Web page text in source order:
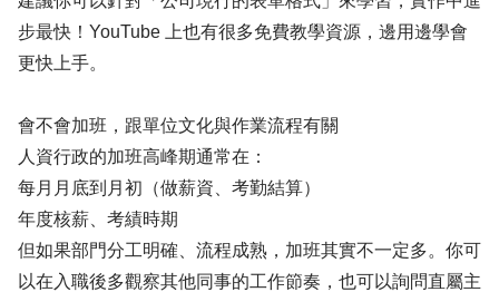
步最快！YouTube 上也有很多免費教學資源，邊用邊學會
更快上手。
會不會加班，跟單位文化與作業流程有關
人資行政的加班高峰期通常在：
每月月底到月初（做薪資、考勤結算）
年度核薪、考績時期
但如果部門分工明確、流程成熟，加班其實不一定多。你可
以在入職後多觀察其他同事的工作節奏，也可以詢問直屬主